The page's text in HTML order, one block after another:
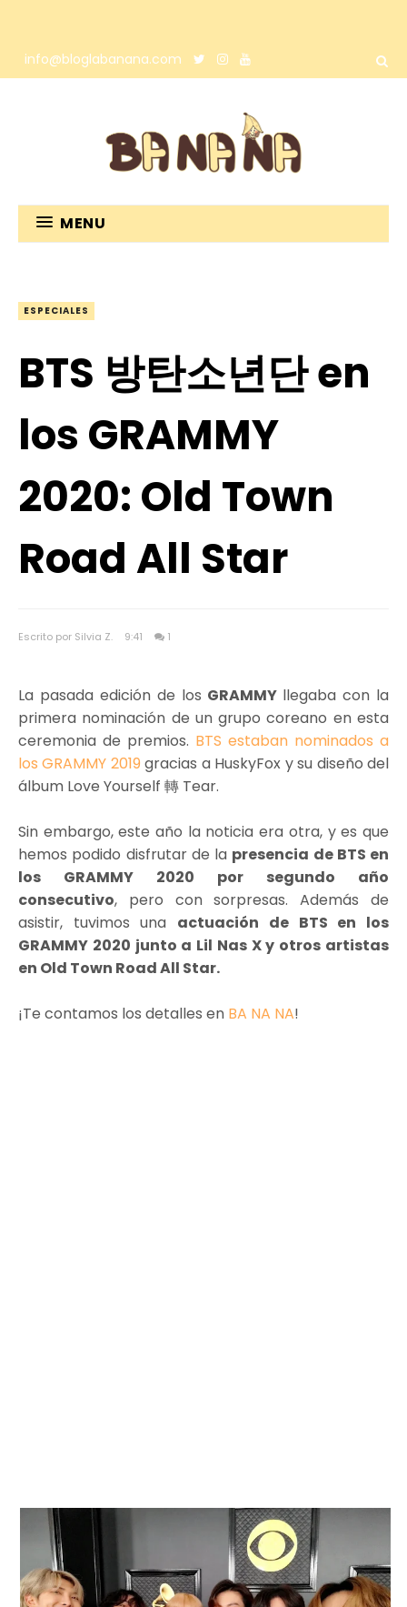
info@bloglabanana.com
MENU
ESPECIALES
BTS 방탄소년단 en
los GRAMMY
2020: Old Town
Road All Star
Escrito por Silvia Z. 9:41 1
La pasada edición de los GRAMMY llegaba con la
primera nominación de un grupo coreano en esta
ceremonia de premios. BTS estaban nominados a
los GRAMMY 2019 gracias a HuskyFox y su diseño del
álbum Love Yourself 轉 Tear.
Sin embargo, este año la noticia era otra, y es que
hemos podido disfrutar de la presencia de BTS en
los GRAMMY 2020 por segundo año
consecutivo, pero con sorpresas. Además de
asistir, tuvimos una actuación de BTS en los
GRAMMY 2020 junto a Lil Nas X y otros artistas
en Old Town Road All Star.
¡Te contamos los detalles en BA NA NA!